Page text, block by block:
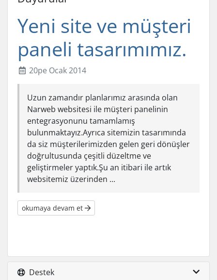
Yeni site ve müşteri
paneli tasarımımız.
20pe Ocak 2014
Uzun zamandır planlarımız arasında olan
Narweb websitesi ile müşteri panelinin
entegrasyonunu tamamlamış
bulunmaktayız.Ayrıca sitemizin tasarımında
da siz müşterilerimizden gelen geri dönüşler
doğrultusunda çeşitli düzeltme ve
geliştirmeler yaptık.Şu an itibari ile artık
websitemiz üzerinden ...
okumaya devam et
Destek